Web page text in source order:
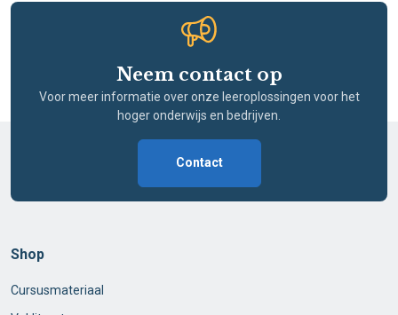
Neem contact op
Voor meer informatie over onze leeroplossingen voor het
hoger onderwijs en bedrijven.
Contact
Shop
Cursusmateriaal